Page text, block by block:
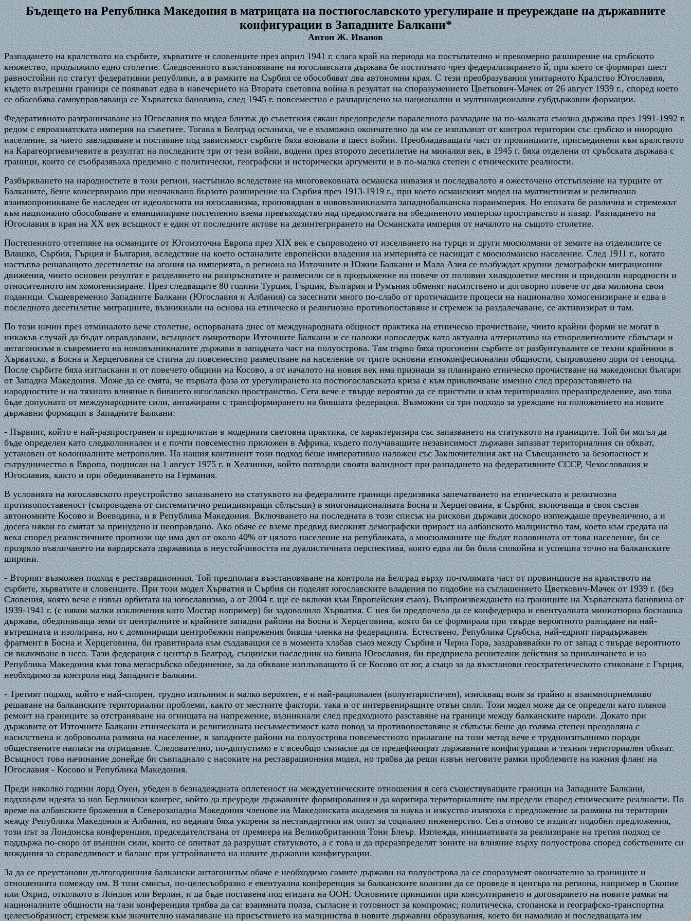
Бъдещето на Република Македония в матрицата на постюгославското урегулиране и преуреждане на държавните
конфигурации в Западните Балкани*
Антон Ж. Иванов
Разпадането на кралството на сърбите, хърватите и словенците през април 1941 г. слага край на периода на постъпателно и прекомерно разширение на сръбското
княжество, продължило едно столетие. Следвоенното възстановяване на югославската държава бе постигнато чрез федерализирането й, при което се формират шест
равностойни по статут федеративни републики, а в рамките на Сърбия се обособяват два автономни края. С тези преобразувания унитарното Кралство Югославия,
където вътрешни граници се появяват едва в навечерието на Втората световна война в резултат на споразумението Цветкович-Мачек от 26 август 1939 г., според което
се обособява самоуправляваща се Хърватска бановина, след 1945 г. повсеместно е разпарцелено на национални и мултинационални субдържавни формации.
Федеративното разграничаване на Югославия по модел близък до съветския сякаш предопредели паралелното разпадане на по-малката съюзна държава през 1991-1992 г.
редом с евроазиатската империя на съветите. Тогава в Белград осъзнаха, че е възможно окончателно да им се изплъзнат от контрол територии със сръбско и инородно
население, за чието завладяване и поставяне под зависимост сърбите бяха воювали в шест войни. Преобладаващата част от провинциите, присъединени към кралството
на Карагеоргиевичевите в резултат на последните три от тези войни, водени през второто десетилетие на миналия век, в 1945 г. бяха отделени от сръбската държава с
граници, които се съобразяваха предимно с политически, географски и исторически аргументи и в по-малка степен с етническите реалности.
Разбъркването на народностите в този регион, настъпило вследствие на многовековната османска инвазия и последвалото я ожесточено отстъпление на турците от
Балканите, беше консервирано при неочаквано бързото разширение на Сърбия през 1913-1919 г., при което османският модел на мултиетнизъм и религиозно
взаимопроникване бе наследен от идеологията на югославизма, проповядван в нововъзникналата западнобалканска параимперия. Но епохата бе различна и стремежът
към национално обособяване и еманципиране постепенно взема превъзходство над предимствата на обединеното имперско пространство и пазар. Разпадането на
Югославия в края на ХХ век всъщност е един от последните актове на дезинтегрирането на Османската империя от началото на същото столетие.
Постепенното оттегляне на османците от Югоизточна Европа през ХIХ век е съпроводено от изселването на турци и други мюсюлмани от земите на отделилите се
Влашко, Сърбия, Гърция и България, вследствие на което останалите европейски владения на империята се насищат с мюсюлманско население. След 1911 г., когато
настъпва решаващото десетилетие на агония на империята, в региона на Източните и Южни Балкани и Мала Азия се възбуждат крупни демографски миграционни
движения, чиито основен резултат е разделянето на разпръснатите и размесили се в продължение на повече от половин хилядолетие местни и придошли народности и
относителното им хомогенизиране. През следващите 80 години Турция, Гърция, България и Румъния обменят насилствено и договорно повече от два милиона свои
поданици. Същевременно Западните Балкани (Югославия и Албания) са засегнати много по-слабо от протичащите процеси на национално хомогенизиране и едва в
последното десетилетие миграциите, възникнали на основа на етническо и религиозно противопоставяне и стремеж за раздалечаване, се активизират и там.
По този начин през отминалото вече столетие, оспорваната днес от международната общност практика на етническо прочистване, чиито крайни форми не могат в
никакъв случай да бъдат оправдавани, всъщност омиротвори Източните Балкани и се наложи напоследък като актуална алтернатива на етнорелигиозните сблъсъци и
антагонизъм в съвремието на нововъзникналите държави в западната част на полуострова. Там първо бяха прогонени сърбите от разбунтувалите се техни крайнини в
Хърватско, в Босна и Херцеговина се стигна до повсеместно разместване на население от трите основни етноконфесионални общности, съпроводено дори от геноцид.
После сърбите бяха изтласкани и от повечето общини на Косово, а от началото на новия век има признаци за планирано етническо прочистване на македонски българи
от Западна Македония. Може да се смята, че първата фаза от урегулирането на постюгославската криза е към приключване именно след преразставянето на
народностите и на тяхното влияние в бившето югославско пространство. Сега вече е твърде вероятно да се пристъпи и към териториално преразпределение, ако това
бъде допуснато от международните сили, ангажирани с трансформирането на бившата федерация. Възможни са три подхода за уреждане на положението на новите
държавни формации в Западните Балкани:
- Първият, който е най-разпространен и предпочитан в модерната световна практика, се характеризира със запазването на статуквото на границите. Той би могъл да
бъде определен като следколониален и е почти повсеместно приложен в Африка, където получаващите независимост държави запазват териториалния си обхват,
установен от колониалните метрополии. На нашия континент този подход беше императивно наложен със Заключителния акт на Съвещанието за безопасност и
сътрудничество в Европа, подписан на 1 август 1975 г. в Хелзинки, който потвърди своята валидност при разпадането на федеративните СССР, Чехословакия и
Югославия, както и при обединяването на Германия.
В условията на югославското преустройство запазването на статуквото на федералните граници предизвика запечатването на етническата и религиозна
противопоставеност (съпроводена от систематично рецидивиращи сблъсъци) в многонационалната Босна и Херцеговина, в Сърбия, включваща в своя състав
автономните Косово и Воеводина, и в Република Македония. Включването на последната в този списък на рискови държави доскоро изглеждаше преувеличено, а и
досега някои го смятат за принудено и неоправдано. Ако обаче се вземе предвид високият демографски прираст на албанското малцинство там, което към средата на
века според реалистичните прогнози ще има дял от около 40% от цялото население на републиката, а мюсюлманите ще бъдат половината от това население, би се
прозряло въвличането на вардарската държавица в неустойчивостта на дуалистичната перспектива, която едва ли би била спокойна и успешна точно на балканските
ширини.
- Вторият възможен подход е реставрационния. Той предполага възстановяване на контрола на Белград върху по-голямата част от провинциите на кралството на
сърбите, хърватите и словенците. При този модел Хърватия и Сърбия си поделят югославските владения по подобие на съглашението Цветкович-Мачек от 1939 г. (без
Словения, която вече е извън орбитата на югославизма, а от 2004 г. ще се включи към Европейския съюз). Възпроизвеждането на границите на Хърватската бановина от
1939-1941 г. (с някои малки изключения като Мостар например) би задоволило Хърватия. С нея би предпочела да се конфедерира и евентуалната миниатюрна боснашка
държава, обединяваща земи от централните и крайните западни райони на Босна и Херцеговина, която би се формирала при твърде вероятното разпадане на най-
вътрешната и изолирана, но с доминиращи центробежни напрежения бивша членка на федерацията. Естествено, Република Сръбска, най-едрият парадържавен
фрагмент в Босна и Херцеговина, би гравитирала към създаващия се в момента хлабав съюз между Сърбия и Черна Гора, заздравявайки го от запад с твърде вероятното
си включване в него. Тази федерация с център в Белград, същински наследник на бивша Югославия, би предприела решителни действия за привличането и на
Република Македония към това мегасръбско обединение, за да обхване изплъзващото й се Косово от юг, а също за да възстанови геостратегическото стиковане с Гърция,
необходимо за контрола над Западните Балкани.
- Третият подход, който е най-спорен, трудно изпълним и малко вероятен, е и най-рационален (волунтаристичен), изискващ воля за трайно и взаимноприемливо
решаване на балканските териториални проблеми, както от местните фактори, така и от интервениращите отвън сили. Този модел може да се определи като планов
ремонт на границите за отстраняване на огнищата на напрежение, възникнали след предходното разставяне на граници между балканските народи. Докато при
държавите от Източните Балкани етническата и религиозната несъвместимост като повод за противопоставяне и сблъсък беше до голяма степен преодоляна с
насилствена и доброволна размяна на население, в западните райони на полуострова повсеместното прилагане на този метод вече е трудноизпълнимо поради
обществените нагласи на отрицание. Следователно, по-допустимо е с всеобщо съгласие да се предефинират държавните конфигурации и техния териториален обхват.
Всъщност това начинание донейде би съвпаднало с насоките на реставрационния модел, но трябва да реши извън неговите рамки проблемите на южния фланг на
Югославия - Косово и Република Македония.
Преди няколко години лорд Оуен, убеден в безнадеждната оплетеност на междуетническите отношения в сега съществуващите граници на Западните Балкани,
подхвърли идеята за нов Берлински конгрес, който да преуреди държавните формирования и да коригира териториалните им предели според етническите реалности. По
време на албанските брожения в Северозападна Македония членове на Македонската академия за наука и изкуство излязоха с предложение за размяна на територии
между Република Македония и Албания, но веднага бяха укорени за нестандартния им опит за социално инженерство. Сега отново се издигат подобни предложения,
този път за Лондонска конференция, председателствана от премиера на Великобританния Тони Блеър. Изглежда, инициативата за реализиране на третия подход се
поддържа по-скоро от външни сили, които се опитват да разрушат статуквото, а с това и да преразпределят зоните на влияние върху полуострова според собствените си
виждания за справедливост и баланс при устройването на новите държавни конфигурации.
За да се преустанови дългогодишния балкански антагонизъм обаче е необходимо самите държави на полуострова да се споразумеят окончателно за границите и
отношенията помежду им. В този смисъл, по-целесъобразно е евентуална конференция за балканските колизии да се проведе в центъра на региона, например в Скопие
или Охрид, отколкото в Лондон или Берлин, и да бъде поставена под егидата на ООН. Основните принципи при консултирането и договарянето на новите рамки на
националните общности на тази конференция трябва да са: взаимната полза, съгласие и готовност за компромис; политическа, стопанска и географско-транспортна
целесъобразност; стремеж към значително намаляване на присъствието на малцинства в новите държавни образувания, което би намалило и последващата им